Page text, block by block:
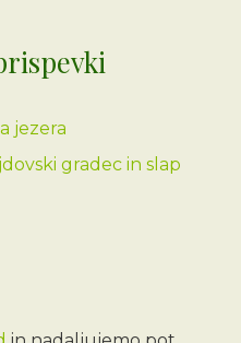
jezera
gradec in slap